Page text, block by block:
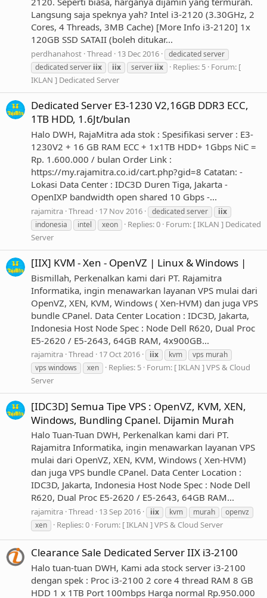
Langsung saja speknya yah? Intel i3-2120 (3.30GHz, 2
Cores, 4 Threads, 3MB Cache) [More Info i3-2120] 1x
120GB SSD SATAII (boleh ditukar...
perdhanahost Thread 13 Dec 2016
dedicated server
dedicated server iix iix server iix Replies: 5 Forum: [
IKLAN ] Dedicated Server
Dedicated Server E3-1230 V2,16GB DDR3 ECC,
1TB HDD, 1.6Jt/bulan
Halo DWH, RajaMitra ada stok : Spesifikasi server : E3-
1230V2 + 16 GB RAM ECC + 1x1TB HDD+ 1Gbps NiC =
Rp. 1.600.000 / bulan Order Link :
https://my.rajamitra.co.id/cart.php?gid=8 Catatan: -
Lokasi Data Center : IDC3D Duren Tiga, Jakarta -
OpenIXP bandwidth open shared 10 Gbps -...
rajamitra Thread 17 Nov 2016 dedicated server
iix
indonesia
intel xeon Replies: 0 Forum: [ IKLAN ] Dedicated
Server
[IIX] KVM - Xen - OpenVZ | Linux & Windows |
Bismillah, Perkenalkan kami dari PT. Rajamitra
Informatika, ingin menawarkan layanan VPS mulai dari
OpenVZ, XEN, KVM, Windows ( Xen-HVM) dan juga VPS
bundle CPanel. Data Center Location : IDC3D, Jakarta,
Indonesia Host Node Spec : Node Dell R620, Dual Proc
E5-2620 / E5-2643, 64GB RAM, 4x900GB...
rajamitra Thread 17 Oct 2016 iix kvm
vps murah
vps windows
xen Replies: 5 Forum: [ IKLAN ] VPS & Cloud
Server
[IDC3D] Semua Tipe VPS : OpenVZ, KVM, XEN,
Windows, Bundling Cpanel. Dijamin Murah
Halo Tuan-Tuan DWH, Perkenalkan kami dari PT.
Rajamitra Informatika, ingin menawarkan layanan VPS
mulai dari OpenVZ, XEN, KVM, Windows ( Xen-HVM)
dan juga VPS bundle CPanel. Data Center Location :
IDC3D, Jakarta, Indonesia Host Node Spec : Node Dell
R620, Dual Proc E5-2620 / E5-2643, 64GB RAM...
rajamitra Thread 13 Sep 2016 iix kvm murah
openvz
xen
Replies: 0 Forum: [ IKLAN ] VPS & Cloud Server
Clearance Sale Dedicated Server IIX i3-2100
Halo tuan-tuan DWH, Kami ada stock server i3-2100
dengan spek : Proc i3-2100 2 core 4 thread RAM 8 GB
HDD 1 x 1TB Port 100mbps Harga normal Rp.950.000